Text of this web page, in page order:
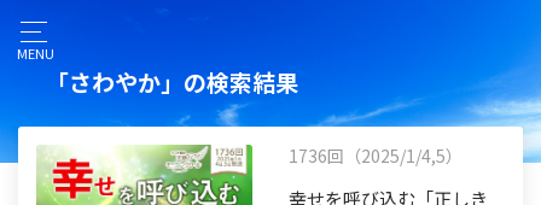
MENU
「さわやか」の検索結果
1736回（2025/1/4,5）
幸せを呼び込む「正しき